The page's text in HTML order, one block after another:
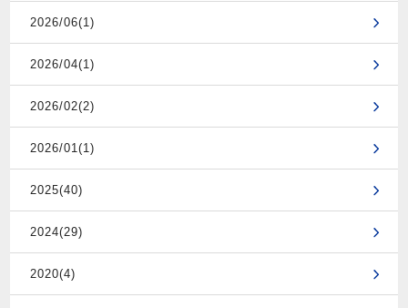
2026/06(1)
2026/04(1)
2026/02(2)
2026/01(1)
2025(40)
2024(29)
2020(4)